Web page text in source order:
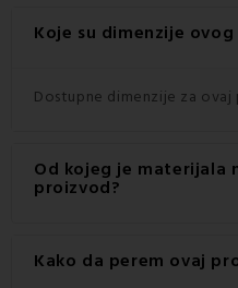
Koje su dimenzije
Dostupne dimenzije za ovaj
Od kojeg je materijala
proizvod?
Ovaj proizvod je izrađen
100% pamuk.
Kako da perem ovaj